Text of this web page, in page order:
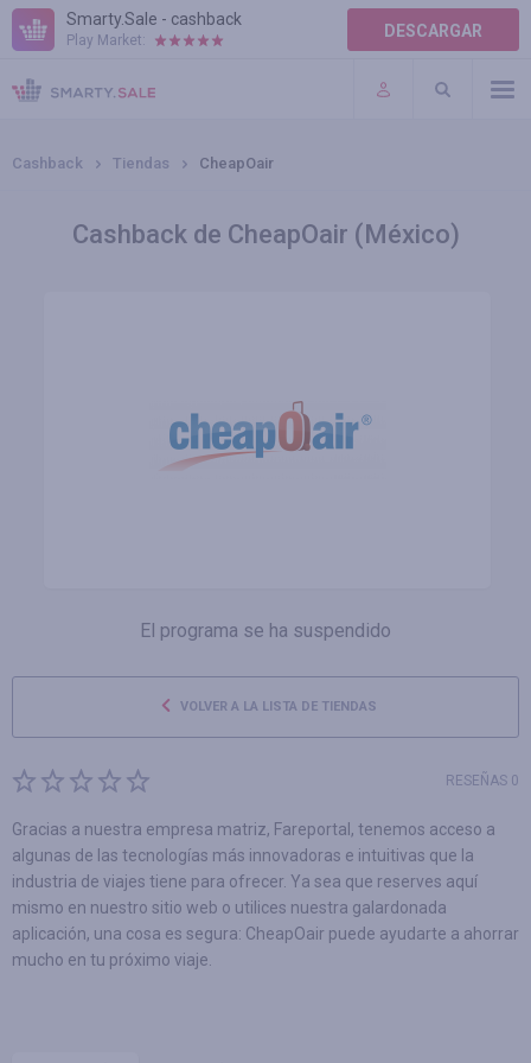
Smarty.Sale - cashback
Play Market: DESCARGAR
AYUDA
TÉRMINOS DE USO
Cashback Tiendas CheapOair
Cashback de CheapOair (México)
El programa se ha suspendido
VOLVER A LA LISTA DE TIENDAS
RESEÑAS 0
Gracias a nuestra empresa matriz, Fareportal, tenemos acceso a
algunas de las tecnologías más innovadoras e intuitivas que la
industria de viajes tiene para ofrecer. Ya sea que reserves aquí
mismo en nuestro sitio web o utilices nuestra galardonada
aplicación, una cosa es segura: CheapOair puede ayudarte a ahorrar
mucho en tu próximo viaje.